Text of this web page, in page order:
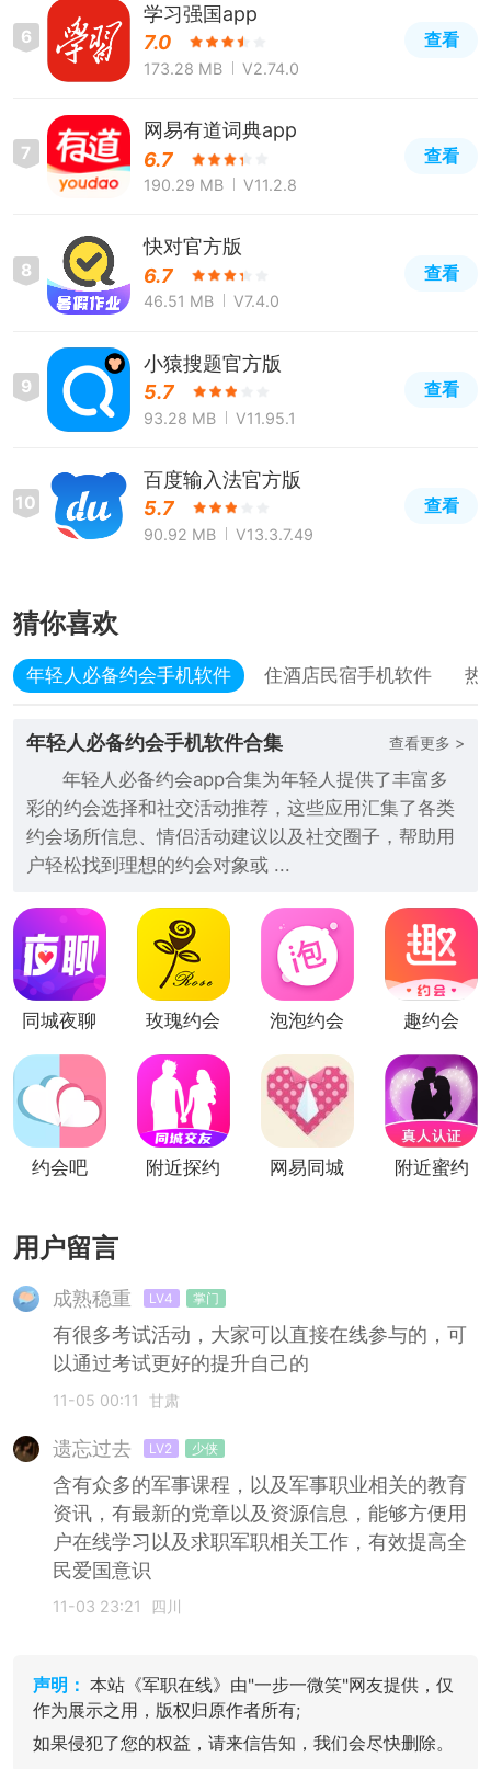
6
学习强国app
7.0
173.28 MB V2.74.0
查看
7
网易有道词典app
6.7
190.29 MB V11.2.8
查看
8
快对官方版
6.7
46.51 MB V7.4.0
查看
9
小猿搜题官方版
5.7
93.28 MB V11.95.1
查看
10
百度输入法官方版
5.7
90.92 MB V13.3.7.49
查看
猜你喜欢
年轻人必备约会手机软件 住酒店民宿手机软件 热
年轻人必备约会手机软件合集 查看更多 >
年轻人必备约会app合集为年轻人提供了丰富多
彩的约会选择和社交活动推荐，这些应用汇集了各类
约会场所信息、情侣活动建议以及社交圈子，帮助用
户轻松找到理想的约会对象或 ...
同城夜聊
会）
玫瑰约会 泡泡约会 趣约会
约会吧
附近探约
网易同城
附近蜜约
用户留言
成熟稳重 LV4 掌门
有很多考试活动，大家可以直接在线参与的，可
以通过考试更好的提升自己的
11-05 00:11 甘肃
遗忘过去 LV2 少侠
含有众多的军事课程，以及军事职业相关的教育
资讯，有最新的党章以及资源信息，能够方便用
户在线学习以及求职军职相关工作，有效提高全
民爱国意识
11-03 23:21 四川
声明： 本站《军职在线》由"一步一微笑"网友提供，仅
作为展示之用，版权归原作者所有;
如果侵犯了您的权益，请来信告知，我们会尽快删除。